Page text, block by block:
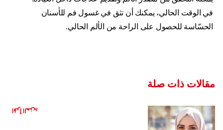
في الوقت الحالي، يمكنك أن تثق في غسول فم للأسنان
الحسّاسة للحصول على الراحة من الألم الحالي.
مقالات ذات صلة
اقرأ المزيد